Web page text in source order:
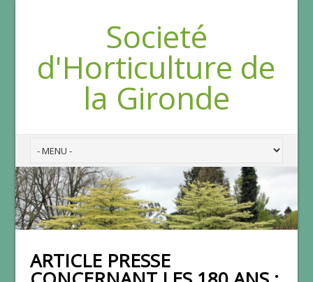
Societé
d'Horticulture de
la Gironde
ARTICLE PRESSE